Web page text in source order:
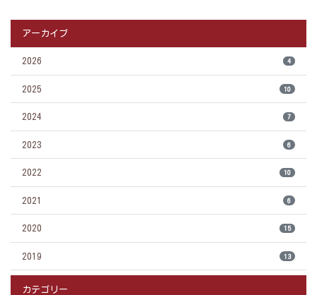
アーカイブ
2026 4
2025 10
2024 7
2023 6
2022 10
2021 6
2020 15
2019 13
カテゴリー